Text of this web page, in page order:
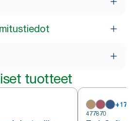
tuotteet
+17
477870